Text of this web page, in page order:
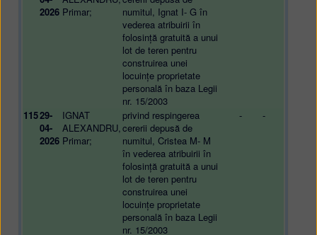
2026 Primar;
numitul, Ignat I- G în
vederea atribuirii în
folosință gratuită a unui
lot de teren pentru
construirea unei
locuințe proprietate
personală în baza Legii
nr. 15/2003
11529-
04-
2026
IGNAT
ALEXANDRU,
Primar;
privind respingerea
cererii depusă de
numitul, Cristea M- M
în vederea atribuirii în
folosință gratuită a unui
lot de teren pentru
construirea unei
locuințe proprietate
personală în baza Legii
nr. 15/2003
- -